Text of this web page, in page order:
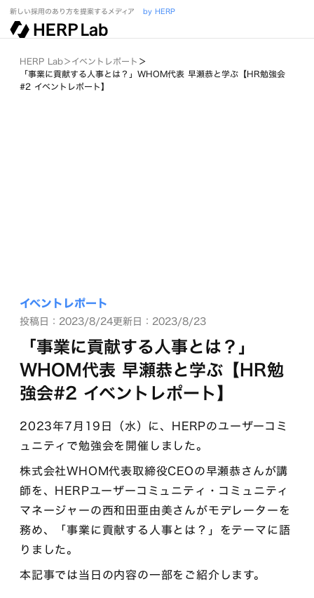
新しい採用のあり方を提案するメディア by HERP
HERP Lab＞イベントレポート ＞
「事業に貢献する人事とは？」WHOM代表 早瀬恭と学ぶ【HR勉強会
#2 イベントレポート】
イベントレポート
投稿日：2023/8/24更新日：2023/8/23
「事業に貢献する人事とは？」
WHOM代表 早瀬恭と学ぶ【HR勉
強会#2 イベントレポート】
2023年7月19日（水）に、HERPのユーザーコミ
ュニティで勉強会を開催しました。
株式会社WHOM代表取締役CEOの早瀬恭さんが講
師を、HERPユーザーコミュニティ・コミュニティ
マネージャーの西和田亜由美さんがモデレーターを
務め、「事業に貢献する人事とは？」をテーマに語
りました。
本記事では当日の内容の一部をご紹介します。